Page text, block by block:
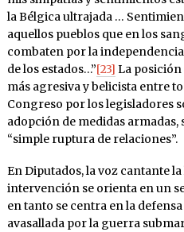
la Bélgica ultrajada …
aquellos pueblos que en los
combaten por la
de los estados…”[23] La posición
más agresiva y belicista entre
Congreso por los legisladores
adopción de medidas
“simple ruptura de relaciones”.
En Diputados, la voz cantante la
intervención se orienta en un
en tanto se centra en la
avasallada por la guerra